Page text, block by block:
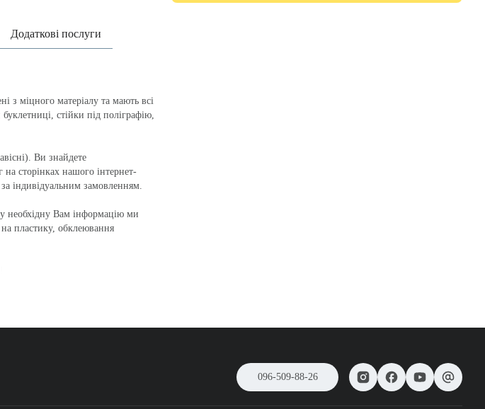
Додаткові послуги
з міцного матеріалу та мають всі
стійки під поліграфію,
Ви знайдете
сторінках нашого інтернет-
індивідуальним замовленням.
необхідну Вам інформацію ми
пластику, обклеювання
096-509-88-26